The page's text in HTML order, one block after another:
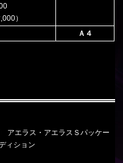
）
Ａ４
アエラス・アエラスＳパッケー
ィション